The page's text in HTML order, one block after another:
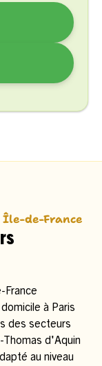
de-France
à Paris
des secteurs
Thomas d'Aquin
au niveau